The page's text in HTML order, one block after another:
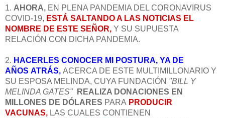
1. AHORA, EN PLENA PANDEMIA DEL CORONAVIRUS
COVID-19, ESTÁ SALTANDO A LAS NOTICIAS EL
NOMBRE DE ESTE SEÑOR, Y SU SUPUESTA
RELACIÓN CON DICHA PANDEMIA.
2. HACERLES CONOCER MI POSTURA, YA DE
AÑOS ATRÁS, ACERCA DE ESTE MULTIMILLONARIO Y
SU ESPOSA MELINDA, CUYA FUNDACIÓN "BILL Y
MELINDA GATES"
REALIZA DONACIONES EN
MILLONES DE DÓLARES PARA PRODUCIR
VACUNAS, LAS CUALES CONTIENEN